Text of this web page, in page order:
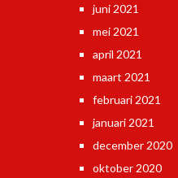
juni 2021
mei 2021
april 2021
maart 2021
februari 2021
januari 2021
december 2020
oktober 2020